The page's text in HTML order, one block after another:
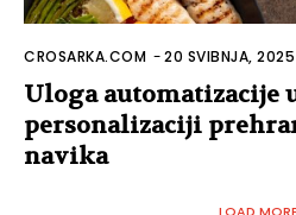
CROSARKA.COM -20 SVIBNJA, 2025
Uloga automatizacije
personalizaciji
navika
LOAD MORE